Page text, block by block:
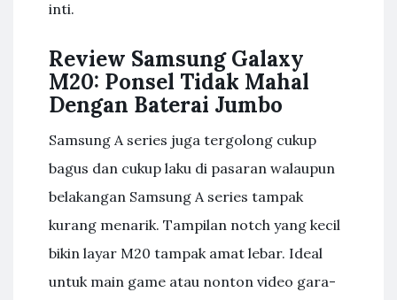
inti.
Review Samsung Galaxy
M20: Ponsel Tidak Mahal
Dengan Baterai Jumbo
Samsung A series juga tergolong cukup
bagus dan cukup laku di pasaran walaupun
belakangan Samsung A series tampak
kurang menarik. Tampilan notch yang kecil
bikin layar M20 tampak amat lebar. Ideal
untuk main game atau nonton video gara-